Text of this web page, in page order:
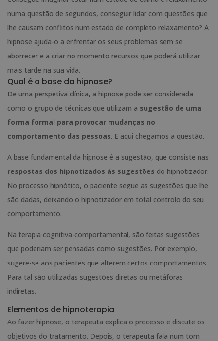
numa questão de segundos, conseguir lidar com questões que
lhe causam conflitos num estado de completo relaxamento? A
hipnose ajuda-o a enfrentar os seus problemas sem se
aborrecer e a criar no momento recursos que poderá utilizar
mais tarde na sua vida.
Qual é a base da hipnose?
De uma perspetiva clínica, a hipnose pode ser considerada
como o grupo de técnicas que utilizam a sugestão de uma
forma formal para provocar mudanças no
comportamento das pessoas. E aqui chegamos a questão.
A base fundamental da hipnose é a sugestão, que consiste nas
respostas dos hipnotizados às sugestões do hipnotizador.
No processo hipnótico, o paciente segue as sugestões que lhe
são dadas, deixando o hipnotizador em total controlo do seu
comportamento.
Na terapia cognitiva-comportamental, são feitas sugestões
que poderiam ser pensadas como sugestões. Por exemplo,
sugere-se aos pacientes que alterem certos comportamentos.
Para tal são utilizadas sugestões diretas ou metáforas
indiretas.
Elementos de hipnoterapia
Ao fazer hipnose, o terapeuta explica o processo e discute os
objetivos do tratamento. Depois, o terapeuta fala num tom